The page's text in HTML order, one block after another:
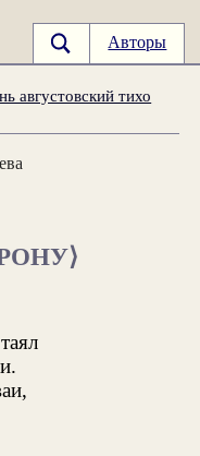
Авторы
августовский тихо